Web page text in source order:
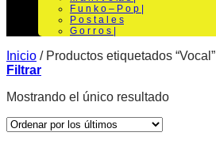
F u n k o – P o p |
P o s t a l e s
G o r r o s |
Inicio /Productos etiquetados “Vocal”
Filtrar
Mostrando el único resultado